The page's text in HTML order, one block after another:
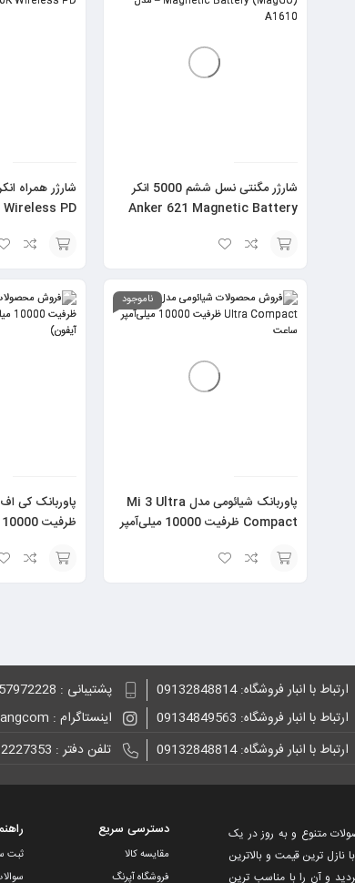
سبد
شارژر مگنتی نسل ششم 5000 انکر
Anker 621 Magnetic Battery
گزینه
گزینه
ناموجود
پاوربانک شیائومی مدل Mi 3 Ultra
Compact ظرفیت 10000 میلی‌آمپر
ارتباط با انبار فروشگاه: 09132848814 پشتیبانی : 09357972228
ارتباط با انبار فروشگاه: 09134849563 اینستاگرام : aprangcom@
ارتباط با انبار فروشگاه: 09132848814 تلفن دفتر : 03132227353
متنوع و به روز در یک
نازل ترین قیمت و بالاترین
و آن را با مناسب ترین
دسترسی سریع
مقایسه کالا
فروشگاه آپرنگ
ثبت